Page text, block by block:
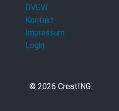
DVGW
Kontakt
Impressum
Login
© 2026 CreatING.